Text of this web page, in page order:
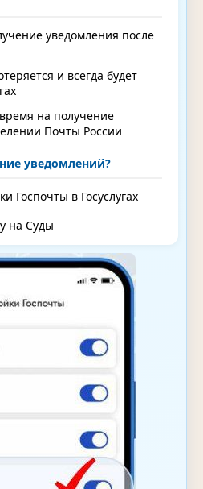
уведомления после
и всегда будет
на получение
Почты России
уведомлений?
Госпочты в Госуслугах
на Суды